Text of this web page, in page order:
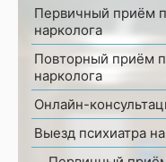
Первичный приём
нарколога
Повторный приём
нарколога
Онлайн-
Выезд психиатра